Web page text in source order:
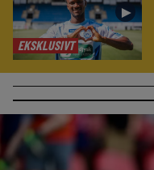
EKSKLUSIVT
►